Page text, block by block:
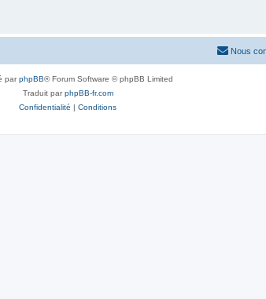
Nous
parphpBB® Forum Software © phpBB Limited
Traduit parphpBB-fr.com
Confidentialité | Conditions